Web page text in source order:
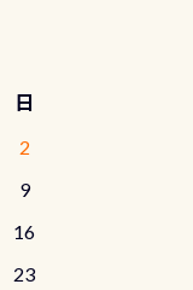
日
2
9
16
23